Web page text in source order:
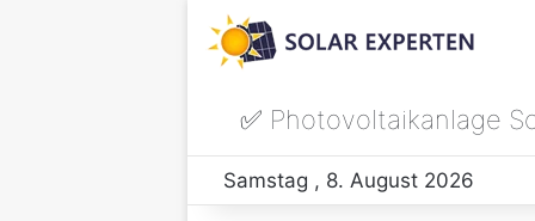
✅ Photovoltaikanlage
Samstag , 8. August 2026